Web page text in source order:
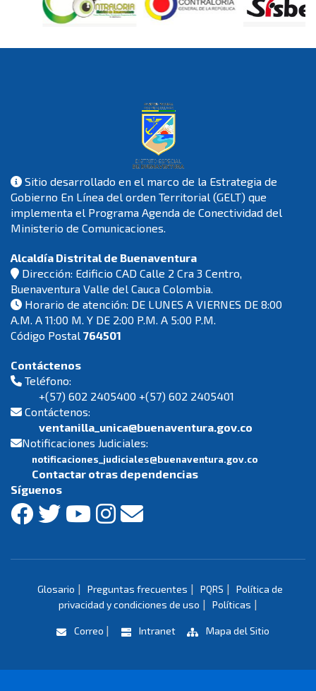
Sitio desarrollado en el marco de la Estrategia de
Gobierno En Línea del orden Territorial (GELT) que
implementa el Programa Agenda de Conectividad del
Ministerio de Comunicaciones.
Alcaldía Distrital de Buenaventura
Dirección: Edificio CAD Calle 2 Cra 3 Centro,
Buenaventura Valle del Cauca Colombia.
Horario de atención: DE LUNES A VIERNES DE 8:00
A.M. A 11:00 M. Y DE 2:00 P.M. A 5:00 P.M.
Código Postal 764501
Contáctenos
Teléfono:
+(57) 602 2405400 +(57) 602 2405401
Contáctenos:
ventanilla_unica@buenaventura.gov.co
Notificaciones Judiciales:
notificaciones_judiciales@buenaventura.gov.co
Contactar otras dependencias
Síguenos
Glosario | Preguntas frecuentes | PQRS |
Política de
privacidad y condiciones de uso | Políticas |
Correo | Intranet Mapa del Sitio